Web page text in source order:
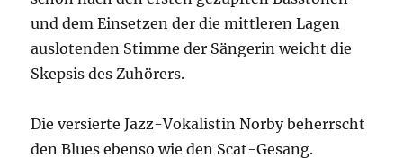
und dem Einsetzen der die mittleren Lagen
auslotenden Stimme der Sängerin weicht die
Skepsis des Zuhörers.
Die versierte Jazz-Vokalistin Norby beherrscht
den Blues ebenso wie den Scat-Gesang.